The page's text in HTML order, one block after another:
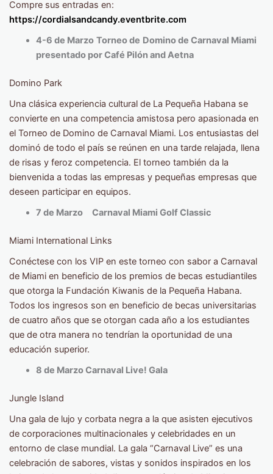
Compre sus entradas en:
https://cordialsandcandy.eventbrite.com
4-6 de Marzo Torneo de Domino de Carnaval Miami
presentado por Café Pilón and Aetna
Domino Park
Una clásica experiencia cultural de La Pequeña Habana se
convierte en una competencia amistosa pero apasionada en
el Torneo de Domino de Carnaval Miami. Los entusiastas del
dominó de todo el país se reúnen en una tarde relajada, llena
de risas y feroz competencia. El torneo también da la
bienvenida a todas las empresas y pequeñas empresas que
deseen participar en equipos.
7 de Marzo Carnaval Miami Golf Classic
Miami International Links
Conéctese con los VIP en este torneo con sabor a Carnaval
de Miami en beneficio de los premios de becas estudiantiles
que otorga la Fundación Kiwanis de la Pequeña Habana.
Todos los ingresos son en beneficio de becas universitarias
de cuatro años que se otorgan cada año a los estudiantes
que de otra manera no tendrían la oportunidad de una
educación superior.
8 de Marzo Carnaval Live! Gala
Jungle Island
Una gala de lujo y corbata negra a la que asisten ejecutivos
de corporaciones multinacionales y celebridades en un
entorno de clase mundial. La gala “Carnaval Live” es una
celebración de sabores, vistas y sonidos inspirados en los